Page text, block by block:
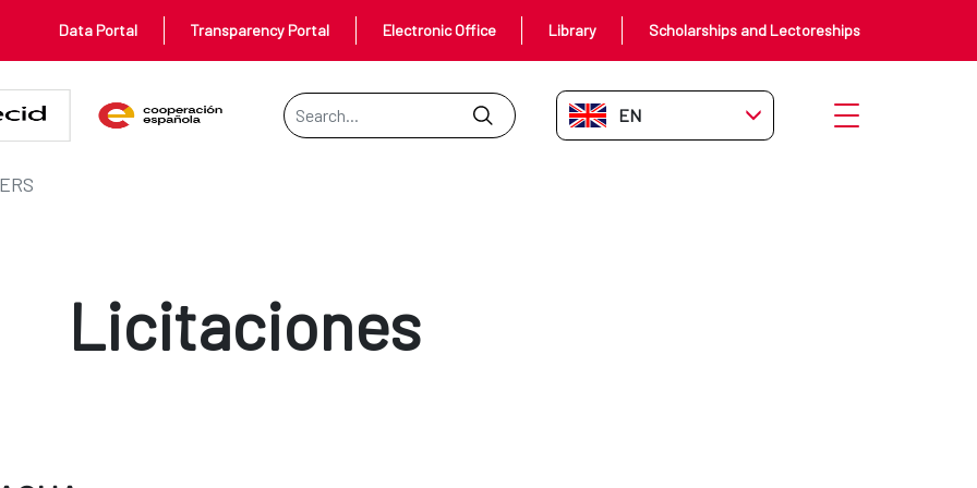
Data Portal Transparency Portal Electronic Office Library Scholarships and Lectoreships
Search Bar
EN-GB Open menu
Licitaciones